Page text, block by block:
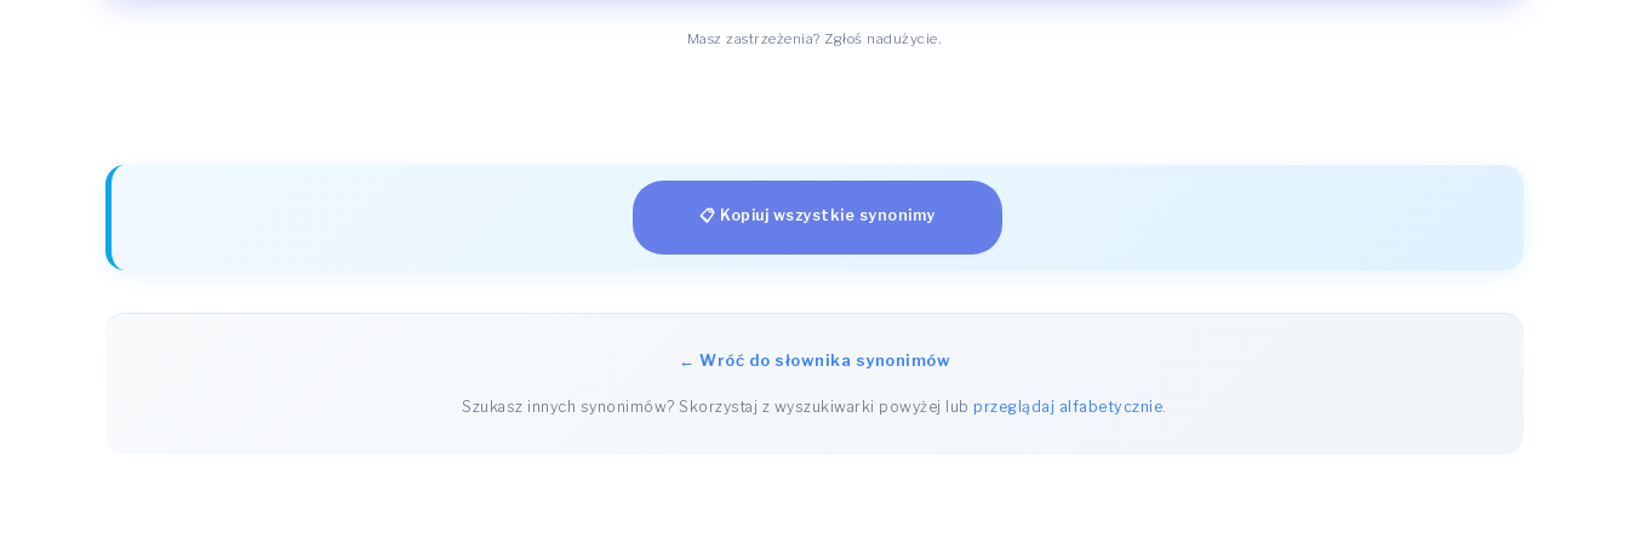
Masz zastrzeżenia? Zgłoś nadużycie.
📋 Kopiuj wszystkie synonimy
← Wróć do słownika synonimów
Szukasz innych synonimów? Skorzystaj z wyszukiwarki powyżej lubprzeglądaj alfabetycznie.